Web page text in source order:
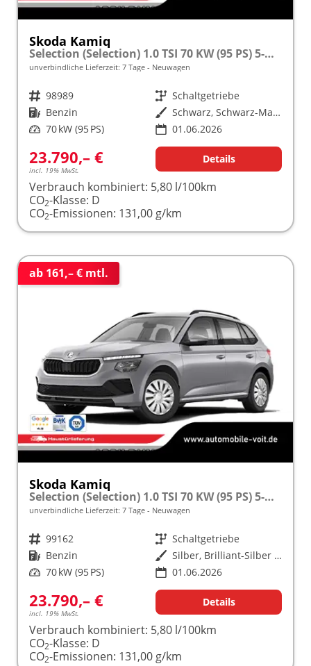
Skoda Kamiq
Selection (Selection) 1.0 TSI 70 KW (95 PS) 5-Gang Schaltgetriebe
unverbindliche Lieferzeit: 7 Tage Neuwagen
Fahrzeugnr. 98989 Getriebe Schaltgetriebe
Kraftstoff Benzin Außenfarbe
Schwarz, Schwarz-Magic Perleffekt (1Z)
Leistung 70 kW (95 PS) 01.06.2026
23.790,– €
incl. 19% MwSt.
Details
Verbrauch kombiniert: 5,80 l/100km
CO2-Klasse: D
CO2-Emissionen: 131,00 g/km
ab 161,– € mtl.
Skoda Kamiq
Selection (Selection) 1.0 TSI 70 KW (95 PS) 5-Gang Schaltgetriebe
unverbindliche Lieferzeit: 7 Tage Neuwagen
Fahrzeugnr. 99162 Getriebe Schaltgetriebe
Kraftstoff Benzin Außenfarbe
Silber, Brilliant-Silber Metallic (8E)
Leistung 70 kW (95 PS) 01.06.2026
23.790,– €
incl. 19% MwSt.
Details
Verbrauch kombiniert: 5,80 l/100km
CO2-Klasse: D
CO2-Emissionen: 131,00 g/km